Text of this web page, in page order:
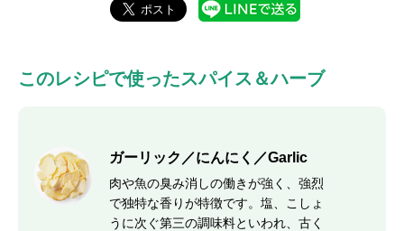
このレシピで使ったスパイス＆ハーブ
ガーリック／にんにく／Garlic
肉や魚の臭み消しの働きが強く、強烈
で独特な香りが特徴です。塩、こしょ
うに次ぐ第三の調味料といわれ、古く